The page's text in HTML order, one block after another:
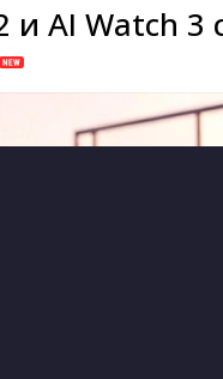
и AI Watch 3